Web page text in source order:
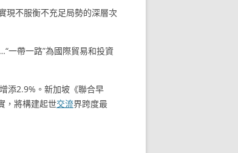
現不服衡不充足局勢的深層次
一帶一路”為國際貿易和投資
添2.9%。新加坡《聯合早
，將構建起世交流界跨度最